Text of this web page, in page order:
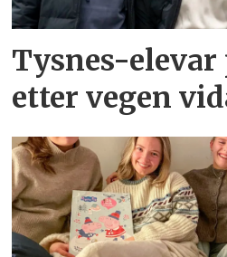
Tysnes-
etter vegen